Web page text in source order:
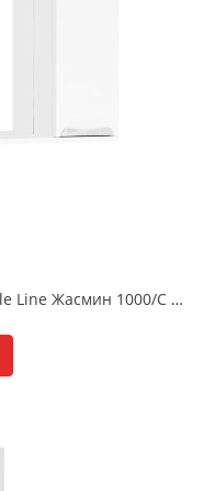
Зеркальный шкаф с подсветкой Style Line Жасмин 1000/С белый ЛС-00000586